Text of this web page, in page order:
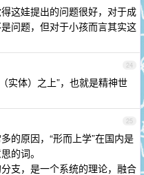
这娃提出的问题很好，对于成
问题，但对于小孩而言其实这
24
实体）之上”，也就是精神世
25
的原因，“形而上学”在国内是
的词。
支，是一个系统的理论，融合